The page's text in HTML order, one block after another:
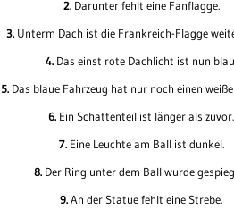
2.Darunter fehlt eine Fanflagge.
3.Unterm Dach ist die Frankreich-Flagge
4. Das einst rote Dachlicht ist nun
5.Das blaue Fahrzeug hat nur noch einen
6. Ein Schattenteil ist länger als zuvor.
7.Eine Leuchte am Ball ist dunkel.
8.Der Ring unter dem Ball wurde
9.An der Statue fehlt eine Strebe.